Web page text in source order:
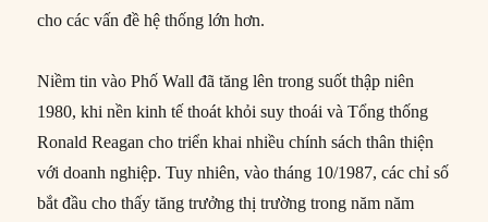
cho các vấn đề hệ thống lớn hơn.
Niềm tin vào Phố Wall đã tăng lên trong suốt thập niên
1980, khi nền kinh tế thoát khỏi suy thoái và Tổng thống
Ronald Reagan cho triển khai nhiều chính sách thân thiện
với doanh nghiệp. Tuy nhiên, vào tháng 10/1987, các chỉ số
bắt đầu cho thấy tăng trưởng thị trường trong năm năm